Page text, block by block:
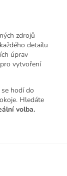
zdrojů
detailu
úprav
vytvoření
se hodí do
Hledáte
volba.